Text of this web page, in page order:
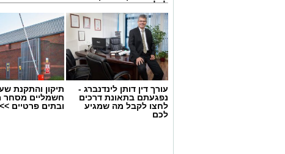
לכל המשפחה
עורך דין דותן לינדנברג -
נפגעתם בתאונת דרכים
לחצו לקבל מה שמגיע
לכם
תיקון והתקנת
חשמליים מסחר
ובתים פרטיים